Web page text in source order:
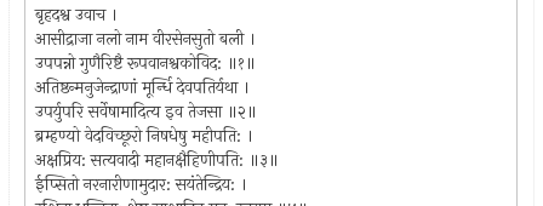
बृहदश्व उवाच ।
आसीद्राजा नलो नाम वीरसेनसुतो बली ।
उपपन्नो गुणैरिष्टै रूपवानश्वकोविद: ॥१॥
अतिष्ठन्मनुजेन्द्राणां मूर्न्धि देवपतिर्यथा ।
उपर्युपरि सर्वेषामादित्य इव तेजसा ॥२॥
ब्रम्हण्यो वेदविच्छूरो निषधेषु महीपति: ।
अक्षप्रिय: सत्यवादी महानक्षैहिणीपति: ॥३॥
ईप्सितो नरनारीणामुदार: सयंतेन्द्रिय: ।